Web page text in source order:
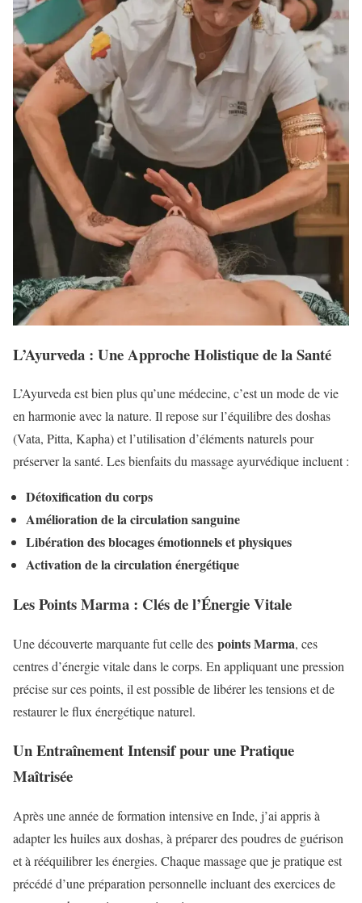
L’Ayurveda : Une Approche Holistique de la Santé
L’Ayurveda est bien plus qu’une médecine, c’est un mode de vie
en harmonie avec la nature. Il repose sur l’équilibre des doshas
(Vata, Pitta, Kapha) et l’utilisation d’éléments naturels pour
préserver la santé. Les bienfaits du massage ayurvédique incluent :
Détoxification du corps
Amélioration de la circulation sanguine
Libération des blocages émotionnels et physiques
Activation de la circulation énergétique
Les Points Marma : Clés de l’Énergie Vitale
Une découverte marquante fut celle des points Marma, ces
centres d’énergie vitale dans le corps. En appliquant une pression
précise sur ces points, il est possible de libérer les tensions et de
restaurer le flux énergétique naturel.
Un Entraînement Intensif pour une Pratique
Maîtrisée
Après une année de formation intensive en Inde, j’ai appris à
adapter les huiles aux doshas, à préparer des poudres de guérison
et à rééquilibrer les énergies. Chaque massage que je pratique est
précédé d’une préparation personnelle incluant des exercices de